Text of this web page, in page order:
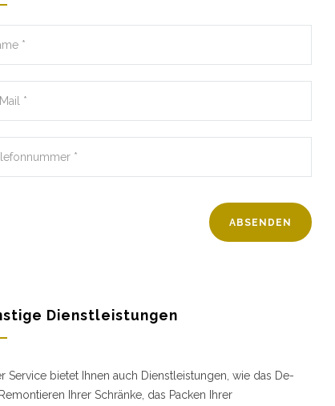
Dienstleistungen
Service bietet Ihnen auch Dienstleistungen, wie das De-
Ihrer Schränke, das Packen Ihrer